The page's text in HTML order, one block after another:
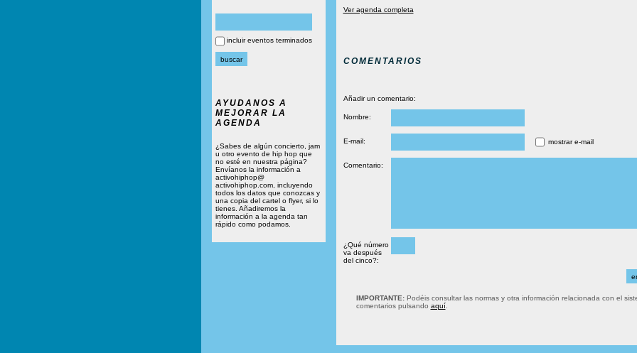
incluir eventos terminados
AYUDANOS A
MEJORAR LA
AGENDA
¿Sabes de algún concierto, jam
u otro evento de hip hop que
no esté en nuestra página?
Envíanos la información a
activohiphop@
activohiphop.com, incluyendo
todos los datos que conozcas y
una copia del cartel o flyer, si lo
tienes. Añadiremos la
información a la agenda tan
rápido como podamos.
Ver agenda completa
COMENTARIOS
Añadir un comentario:
Nombre:
E-mail: mostrar e-mail
Comentario:
¿Qué número
va después
del cinco?:
IMPORTANTE:Podéis consultar las normas y otra información relacionada con el
comentarios pulsando aquí.